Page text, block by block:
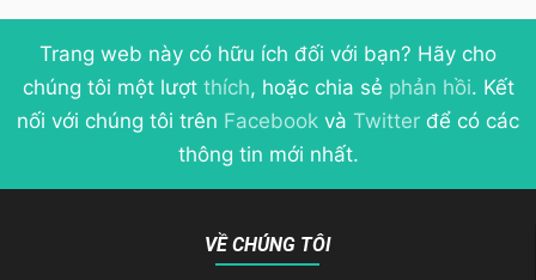
Trang web này có hữu ích đối với bạn? Hãy cho
chúng tôi một lượt thích, hoặc chia sẻ phản hồi. Kết
nối với chúng tôi trên Facebook và Twitter để có các
thông tin mới nhất.
VỀ CHÚNG TÔI